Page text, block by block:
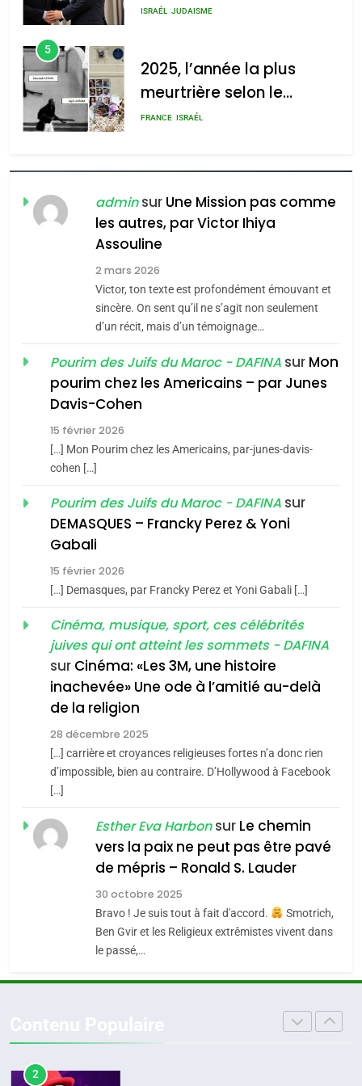
meurtrière selon le rapport
d’ADL contre
l’antisémitisme
admin 0
s’étendre à 13 pays
ISRAÉL JUDAISME
5
2025, l’année la plus
meurtrière selon le
rapport d’ADL contre
FRANCE ISRAÉL
FIÈRE, DIGNE ET RÉSILIENTE :
POURQUOI JE REVENDIQUE
MA JUDAÏTE par Thérèse
Zrihen-Dvir
ISRAÉL JUDAISME
CE QUI NOUS MANQUE –
Jacques Hadida
JUDAISME
Maroc : Les amandes de
Tafraout, le miel de Tadla
du terroir
Oeil ravageur – Vanessa
De Loya Stauber
«Tu dis génocide, je dis
guerre»: La nouvelle
chanson de Boy George
ISRAÉL JUDAISME
Accords d’Isaac:
l’alliance pourrait
s’étendre à 13 pays
d’Amérique latine
ISRAÉL JUDAISME
2025, l’année la plus
meurtrière selon le
FIÈRE, DIGNE ET RÉSILIENTE :
adminsur Une Mission pas comme
les autres, par Victor Ihiya
Assouline
2 mars 2026
Victor, ton texte est profondément émouvant et
sincère. On sent qu’il ne s’agit non seulement
d’un récit, mais d’un témoignage…
Pourim des Juifs du Maroc - DAFINA sur Mon
pourim chez les Americains – par Junes
Davis-Cohen
15 février 2026
[…] Mon Pourim chez les Americains, par-junes-davis-
cohen […]
Pourim des Juifs du Maroc - DAFINA sur
DEMASQUES – Francky Perez & Yoni
Gabali
15 février 2026
[…] Demasques, par Francky Perez et Yoni Gabali […]
Cinéma, musique, sport, ces célébrités
juives qui ont atteint les sommets - DAFINA
sur Cinéma: «Les 3M, une histoire
inachevée» Une ode à l’amitié au-delà
de la religion
28 décembre 2025
[…] carrière et croyances religieuses fortes n’a donc rien
d’impossible, bien au contraire. D’Hollywood à Facebook
[…]
Esther Eva Harbonsur Le chemin
vers la paix ne peut pas être pavé
de mépris – Ronald S. Lauder
30 octobre 2025
Bravo ! Je suis tout à fait d'accord.
Smotrich,
Ben Gvir et les Religieux extrêmistes vivent dans
le passé,…
meurtrière selon le rapport
l’antisémitisme
FIÈRE, DIGNE ET RÉSILIENTE :
POURQUOI JE REVENDIQUE
MA JUDAÏTE par Thérèse
Zrihen-Dvir
ISRAÉL
CE QUI NOUS MANQUE –
JUDAISME
Maroc : Les amandes de
Tafraout, le miel de Tadla
Azilal consacrés produits
du terroir
DAFINA MAROC
Oeil ravageur – Vanessa De
2